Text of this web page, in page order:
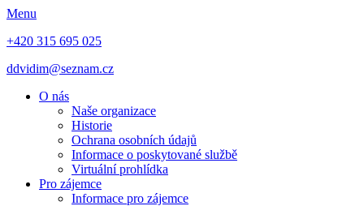
Menu
+420 315 695 025
ddvidim@seznam.cz
O nás
Naše organizace
Historie
Ochrana osobních údajů
Informace o poskytované službě
Virtuální prohlídka
Pro zájemce
Informace pro zájemce